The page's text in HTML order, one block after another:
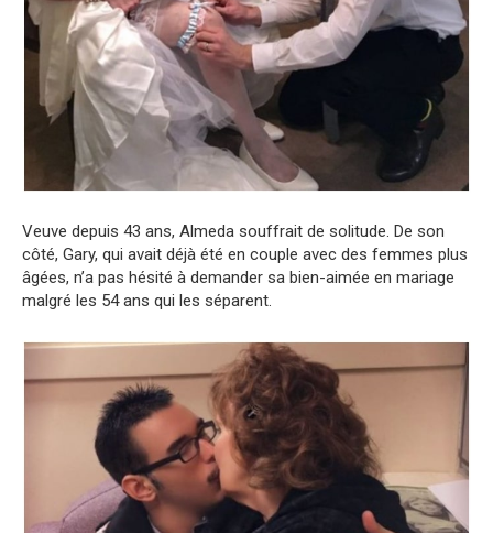
Veuve depuis 43 ans, Almeda souffrait de solitude. De son
côté, Gary, qui avait déjà été en couple avec des femmes plus
âgées, n’a pas hésité à demander sa bien-aimée en mariage
malgré les 54 ans qui les séparent.